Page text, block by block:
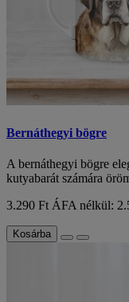
Bernáthegyi bögre
A bernáthegyi bögre
kutyabarát számára
3.290 Ft ÁFA nélkül:
Kosárba